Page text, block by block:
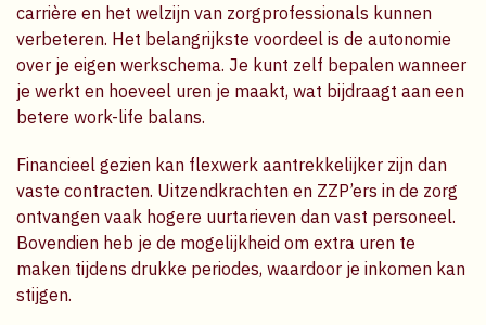
carrière en het welzijn van zorgprofessionals kunnen
verbeteren. Het belangrijkste voordeel is de autonomie
over je eigen werkschema. Je kunt zelf bepalen wanneer
je werkt en hoeveel uren je maakt, wat bijdraagt aan een
betere work-life balans.
Financieel gezien kan flexwerk aantrekkelijker zijn dan
vaste contracten. Uitzendkrachten en ZZP’ers in de zorg
ontvangen vaak hogere uurtarieven dan vast personeel.
Bovendien heb je de mogelijkheid om extra uren te
maken tijdens drukke periodes, waardoor je inkomen kan
stijgen.